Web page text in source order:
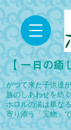
【 一日の癒
かつて来た子供達
族のしあわせを紡
ホロルの湯は単な
寄り添う「宝物」